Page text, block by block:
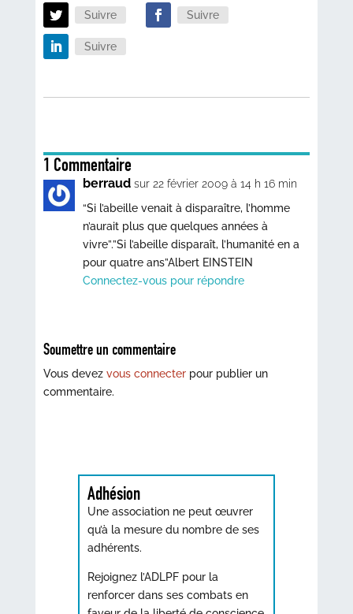
Suivre Suivre
Suivre
1 Commentaire
berraud sur 22 février 2009 à 14 h 16 min
“Si l’abeille venait à disparaître, l’homme
n’aurait plus que quelques années à
vivre”.”Si l’abeille disparaît, l’humanité en a
pour quatre ans”Albert EINSTEIN
Connectez-vous pour répondre
Soumettre un commentaire
Vous devez vous connecterpour publier un
commentaire.
Adhésion
Une association ne peut œuvrer
qu’à la mesure du nombre de ses
adhérents.
Rejoignez l’ADLPF pour la
renforcer dans ses combats en